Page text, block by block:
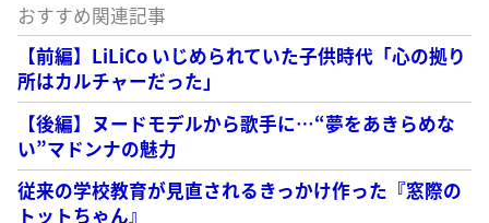
おすすめ関連記事
【前編】LiLiCo いじめられていた子供時代「心の拠り
所はカルチャーだった」
【後編】ヌードモデルから歌手に…“夢をあきらめな
い”マドンナの魅力
従来の学校教育が見直されるきっかけ作った『窓際の
トットちゃん』